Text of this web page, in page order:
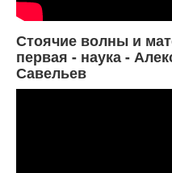
Стоячие волны и
первая - наука -
Савельев